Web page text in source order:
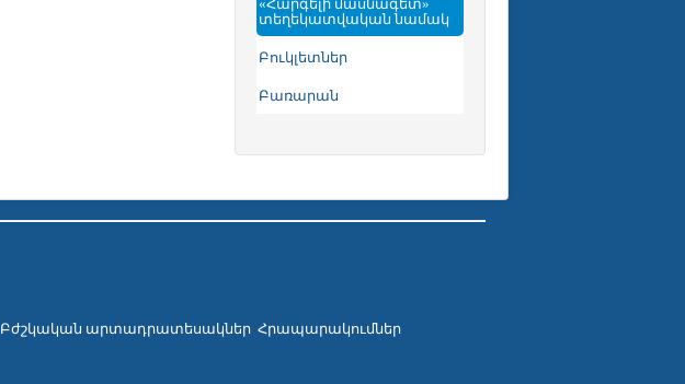
«Հարգելի մասնագետ»
տեղեկատվական նամակ
Բուկլետներ
Բառարան
Բժշկական արտադրատեսակներ Հրապարակումներ